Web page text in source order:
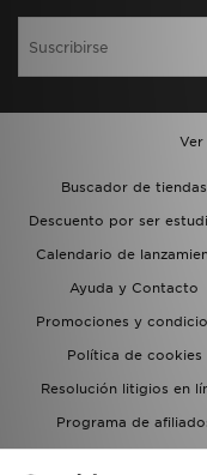
Buscador de tiendas
Descuento por ser
Calendario de
Ayuda y Contacto
Promociones y
Política de cookies
Resolución litigios en
Programa de